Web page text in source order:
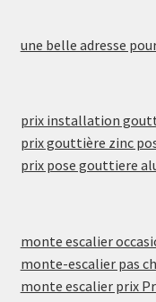
une belle adresse
prix installation
prix gouttière zinc
prix pose gouttiere
monte escalier
monte-escalier pas
monte escalier prix